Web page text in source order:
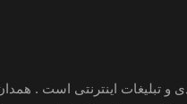
و تبلیغات اینترنتی است . همدان